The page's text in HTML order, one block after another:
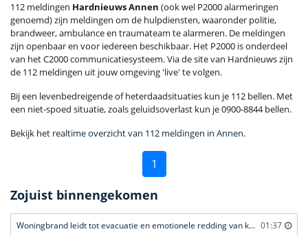
112 meldingen Hardnieuws Annen (ook wel P2000 alarmeringen
genoemd) zijn meldingen om de hulpdiensten, waaronder politie,
brandweer, ambulance en traumateam te alarmeren. De meldingen
zijn openbaar en voor iedereen beschikbaar. Het P2000 is onderdeel
van het C2000 communicatiesysteem. Via de site van Hardnieuws zijn
de 112 meldingen uit jouw omgeving 'live' te volgen.
Bij een levenbedreigende of heterdaadsituaties kun je 112 bellen. Met
een niet-spoed situatie, zoals geluidsoverlast kun je 0900-8844 bellen.
Bekijk het realtime overzicht van 112 meldingen in Annen.
1
Zojuist binnengekomen
Woningbrand leidt tot evacuatie en emotionele redding van kat 01:37